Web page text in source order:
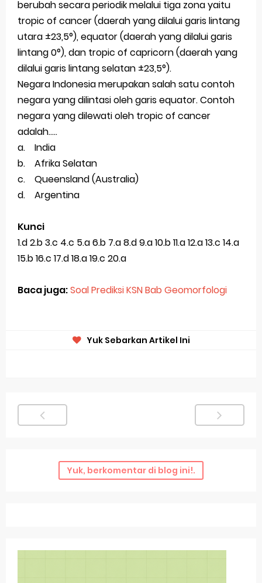
berubah secara periodik melalui tiga zona yaitu
tropic of cancer (daerah yang dilalui garis lintang
utara ±23,5°), equator (daerah yang dilalui garis
lintang 0°), dan tropic of capricorn (daerah yang
dilalui garis lintang selatan ±23,5°).
Negara Indonesia merupakan salah satu contoh
negara yang dilintasi oleh garis equator. Contoh
negara yang dilewati oleh tropic of cancer
adalah.....
a. India
b. Afrika Selatan
c. Queensland (Australia)
d. Argentina
Kunci
1.d 2.b 3.c 4.c 5.a 6.b 7.a 8.d 9.a 10.b 11.a 12.a 13.c 14.a
15.b 16.c 17.d 18.a 19.c 20.a
Baca juga:Soal Prediksi KSN Bab Geomorfologi
Yuk Sebarkan Artikel Ini
Yuk, berkomentar di blog ini!.